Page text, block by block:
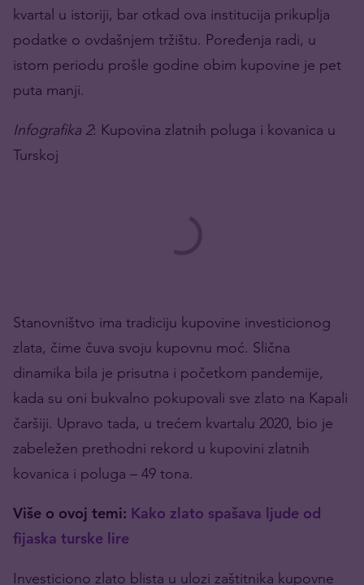
kvartal u istoriji, bar otkad ova institucija prikuplja
podatke o ovdašnjem tržištu. Poređenja radi, u
istom periodu prošle godine obim kupovine je pet
puta manji.
Infografika 2: Kupovina zlatnih poluga i kovanica u
Turskoj
Stanovništvo ima tradiciju kupovine investicionog
zlata, čime čuva svoju kupovnu moć. Slična
dinamika bila je prisutna i početkom pandemije,
kada su oni bukvalno pokupovali sve zlato na Kapali
čaršiji. Upravo tada, u trećem kvartalu 2020, bio je
zabeležen prethodni rekord u kupovini zlatnih
kovanica i poluga – 49 tona.
Više o ovoj temi: Kako zlato spašava ljude od
fijaska turske lire
Investiciono zlato blista u ulozi zaštitnika kupovne